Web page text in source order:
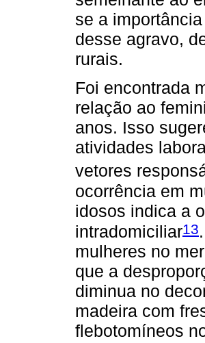
se a
desse agravo,
rurais.
Foi encontrada
relação ao
anos. Isso
atividades
vetores
ocorrência em
idosos indica a
intradomiciliar13
mulheres no
que a
diminua no
madeira com
flebotomíneos